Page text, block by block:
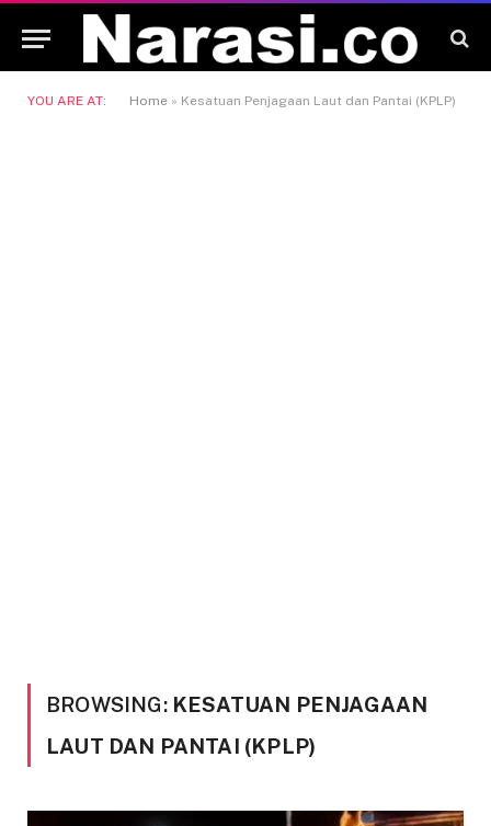
YOU ARE AT: Home » Kesatuan Penjagaan Laut dan Pantai (KPLP)
BROWSING: KESATUAN PENJAGAAN
LAUT DAN PANTAI (KPLP)